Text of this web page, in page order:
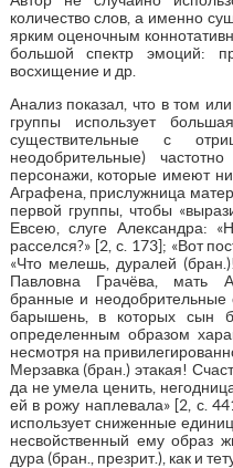
количество слов, а именно
ярким оценочным
большой спектр эмоций:
восхищение и др.
Анализ показал, что в том
группы использует
существительные с
неодобрительные)
персонажи, которые имеют
Аграфена, прислужница
первой группы, чтобы
Евсею, слуге Александра:
расселся?» [2, с. 173]; «Вот
«Что мелешь, дуралей
Павловна Грачёва, мать
бранные и неодобрительные
барышень, в которых сын
определенным образом
несмотря на
Мерзавка (бран.) этакая!
да не умела ценить,
ей в рожу наплевала» [2, с.
использует сниженные
несвойственный ему образ
дура (бран., презрит.), как и